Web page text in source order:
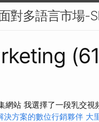
對多語言市場-
站 我選擇了一段乳交視
決方案的數位行銷夥伴 大